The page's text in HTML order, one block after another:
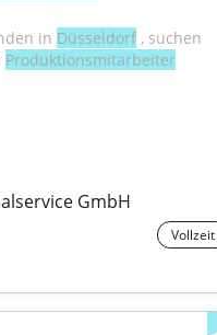
in Düsseldorf , suchen
Produktionsmitarbeiter
GmbH
Vollzeit